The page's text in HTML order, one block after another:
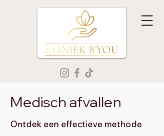
Medisch afvallen
Ontdek een effectieve methode